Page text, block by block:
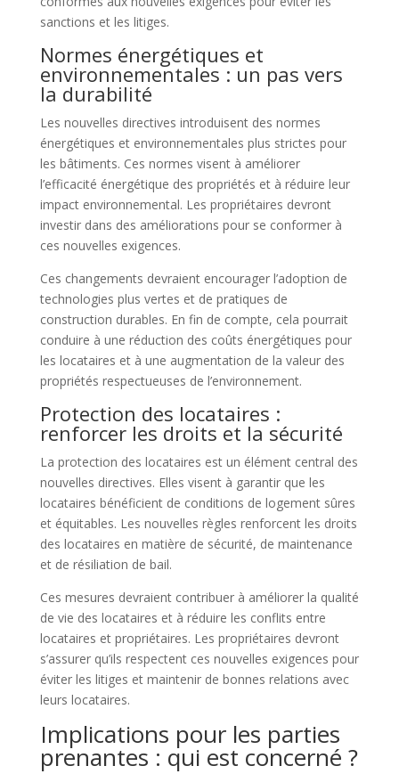
sanctions et les litiges.
Normes énergétiques et
environnementales : un pas vers
la durabilité
Les nouvelles directives introduisent des normes
énergétiques et environnementales plus strictes pour
les bâtiments. Ces normes visent à améliorer
l’efficacité énergétique des propriétés et à réduire leur
impact environnemental. Les propriétaires devront
investir dans des améliorations pour se conformer à
ces nouvelles exigences.
Ces changements devraient encourager l’adoption de
technologies plus vertes et de pratiques de
construction durables. En fin de compte, cela pourrait
conduire à une réduction des coûts énergétiques pour
les locataires et à une augmentation de la valeur des
propriétés respectueuses de l’environnement.
Protection des locataires :
renforcer les droits et la sécurité
La protection des locataires est un élément central des
nouvelles directives. Elles visent à garantir que les
locataires bénéficient de conditions de logement sûres
et équitables. Les nouvelles règles renforcent les droits
des locataires en matière de sécurité, de maintenance
et de résiliation de bail.
Ces mesures devraient contribuer à améliorer la qualité
de vie des locataires et à réduire les conflits entre
locataires et propriétaires. Les propriétaires devront
s’assurer qu’ils respectent ces nouvelles exigences pour
éviter les litiges et maintenir de bonnes relations avec
leurs locataires.
Implications pour les parties
prenantes : qui est concerné ?